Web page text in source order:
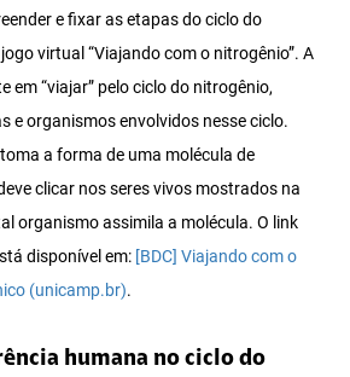
e fixar as etapas do ciclo do
virtual “Viajando com o nitrogênio”. A
em “viajar” pelo ciclo do nitrogênio,
e organismos envolvidos nesse ciclo.
a forma de uma molécula de
clicar nos seres vivos mostrados na
organismo assimila a molécula. O link
disponível em: [BDC] Viajando com o
(unicamp.br).
humana no ciclo do